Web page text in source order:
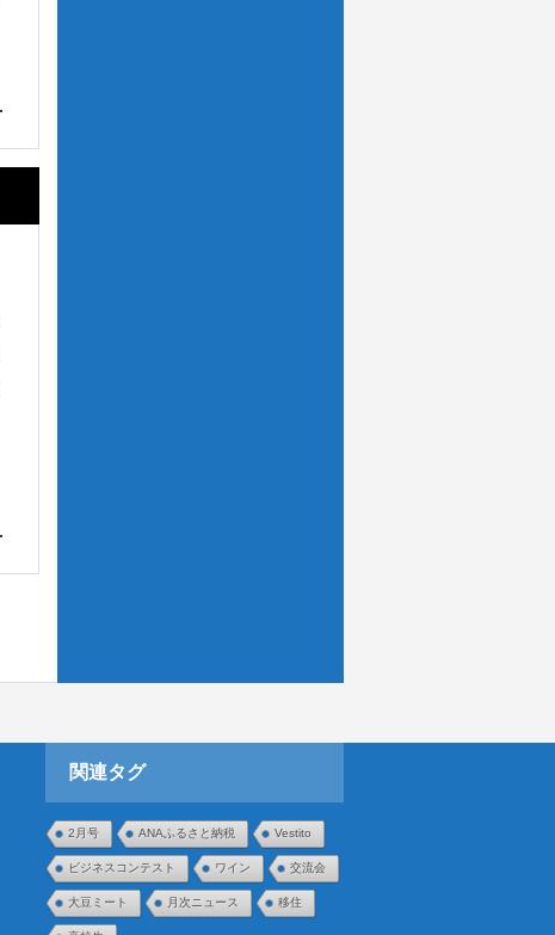
関連タグ
2月号 ANAふるさと納税 Vestito
ビジネスコンテスト ワイン 交流会
大豆ミート 月次ニュース 移住